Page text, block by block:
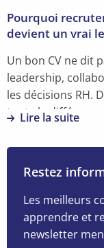
de
l’espace
et
garder
le
cap
Pourquoi
devient un vrai
Un bon CV ne dit
leadership,
les décisions RH.
toute la différence.
Lire la suite
savoir
plus
Pourquoi
recruter
Restez
Les meilleurs
apprendre et
newsletter